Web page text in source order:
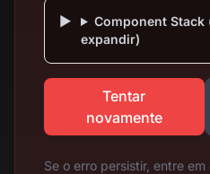
Component Stack
expandir)
Tentar
novamente
Se o erro persistir, entre